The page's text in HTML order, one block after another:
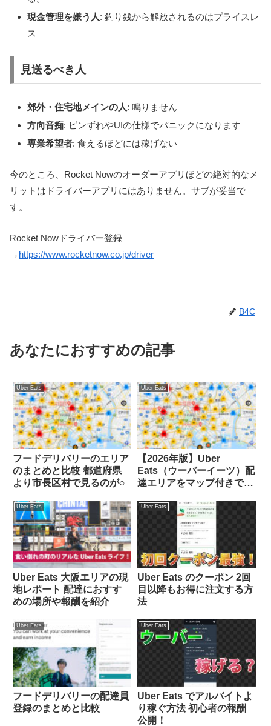
現金管理を嫌う人: 釣り銭から解放されるのはプライスレ
ス
見送るべき人
郊外・住宅地メインの人: 鳴りません
方向音痴: ピンずれやUIの仕様でパニックになります
専業希望者: 食えるほどには稼げない
今のところ、Rocket Nowのオーダーアプリほどの絶対的なメ
リットはドライバーアプリにはありません。サブが妥当で
す。
Rocket Nowドライバー登録
→ https://www.rocketnow.co.jp/driver
B4C
あなたにおすすめの記事
Uber Eats
フードデリバリーのエリア
のまとめと比較 都道府県
より市長区村で見るのが○
Uber Eats
【2026年版】Uber
Eats（ウーバーイーツ）配
達エリアをマップ付きで解
Uber Eats
Uber Eats 大阪エリアの現
地レポート 配達におすす
めの場所や報酬を紹介
Uber Eats
Uber Eats のクーポン 2回
目以降もお得に注文する方
法
Uber Eats
フードデリバリーの配達員
登録のまとめと比較
Uber Eats
Uber Eats でアルバイトよ
り稼ぐ方法 初心者の報酬
公開！